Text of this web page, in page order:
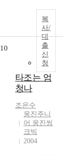
복
사/
대
출
신
청
10
타조는 엄
청나
조은수
웅진주니
어 웅진씽
크빅
2004